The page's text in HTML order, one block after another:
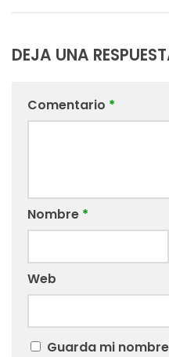
DEJA UNA
Comentario *
Nombre *
Web
Guarda mi